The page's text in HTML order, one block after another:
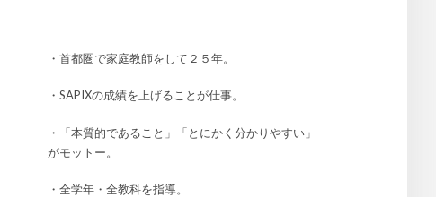
・首都圏で家庭教師をして２５年。
・SAPIXの成績を上げることが仕事。
・「本質的であること」「とにかく分かりやすい」
がモットー。
・全学年・全教科を指導。